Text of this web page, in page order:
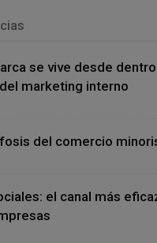
se vive desde
marketing interno
del comercio
el canal más